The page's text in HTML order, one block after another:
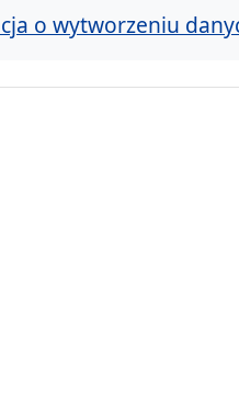
o wytworzeniu